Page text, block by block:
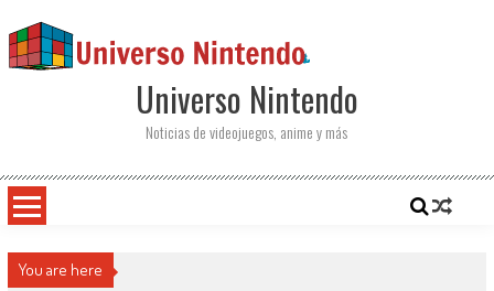
Universo Nintendo
Noticias de videojuegos, anime y más
You are here